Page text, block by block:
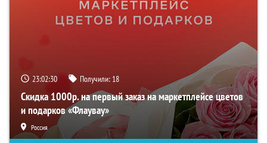
23:02:29 Получили: 18
Скидка 1000р. на первый заказ на маркетплейсе цветов
и подарков «Флаувау»
Россия